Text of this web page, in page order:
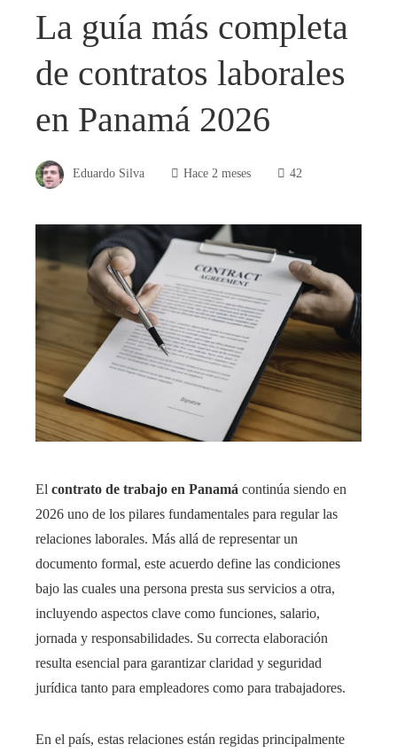
La guía más completa
de contratos laborales
en Panamá 2026
Eduardo Silva Hace 2 meses 42
El contrato de trabajo en Panamá continúa siendo en
2026 uno de los pilares fundamentales para regular las
relaciones laborales. Más allá de representar un
documento formal, este acuerdo define las condiciones
bajo las cuales una persona presta sus servicios a otra,
incluyendo aspectos clave como funciones, salario,
jornada y responsabilidades. Su correcta elaboración
resulta esencial para garantizar claridad y seguridad
jurídica tanto para empleadores como para trabajadores.
En el país, estas relaciones están regidas principalmente